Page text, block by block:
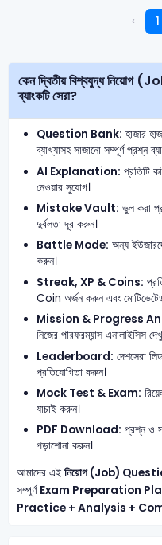
‹ 1
কেন দ্বিতীয় বিশ্বযুদ্ধ নিয়োগ (Job) MCQ (বহুনির্বাচনী) প্রশ্ন
ব্যাংকটি সেরা?
Question Bank: হাজার
ব্যাখ্যাসহ সাজানো সম্পূর্ণ প্রশ্ন
AI Explanation: প্রতিটি
নেওয়ার সুযোগ।
Mistake Vault: ভুল করা
দুর্বলতা দূর করুন।
Battle Mode: অন্য
করুন।
Streak, XP & Coins:
Coin অর্জন করুন এবং
Mission & Progress
নিজের পারফরম্যান্স এনালাইসিস
Leaderboard: দেশসেরা
প্রতিযোগিতা করুন।
Mock Test & Exam:
যাচাই করুন।
PDF Download: প্রশ্ন ও
পড়াশোনা করুন।
আমাদের এই নিয়োগ (Job)
সম্পূর্ণ Exam Preparation
Practice + Analysis +